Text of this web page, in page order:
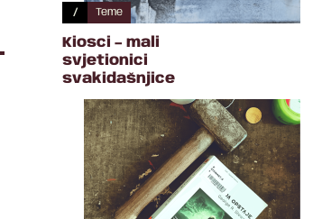
/ Teme
Kiosci – mali
svjetionici
svakidašnjice